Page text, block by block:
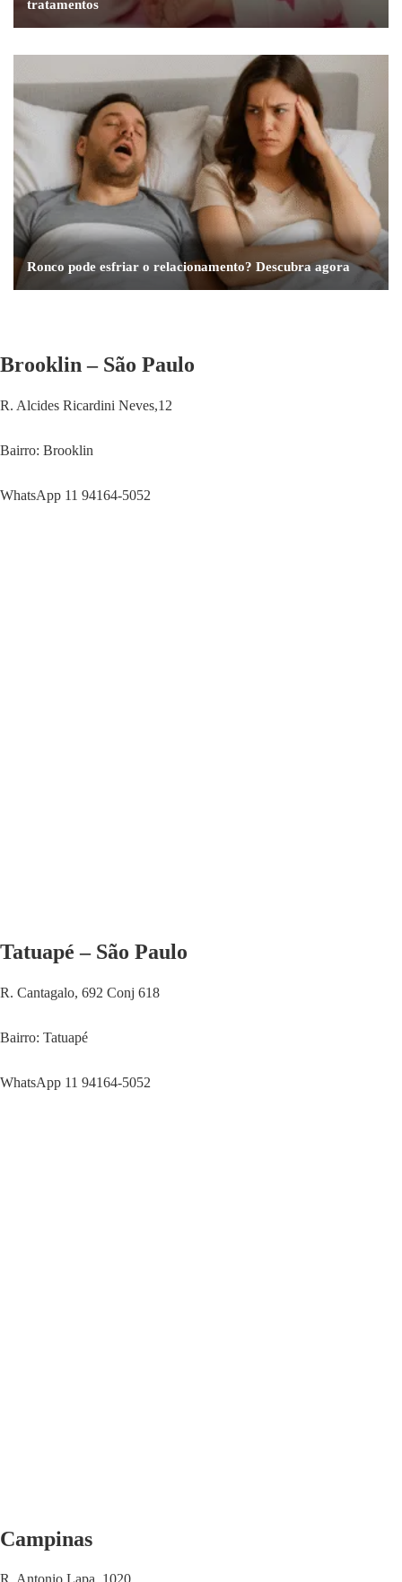
tratamentos
Ronco pode esfriar o relacionamento? Descubra agora
Brooklin – São Paulo
R. Alcides Ricardini Neves,12
Bairro: Brooklin
WhatsApp 11 94164-5052
Tatuapé – São Paulo
R. Cantagalo, 692 Conj 618
Bairro: Tatuapé
WhatsApp 11 94164-5052
Campinas